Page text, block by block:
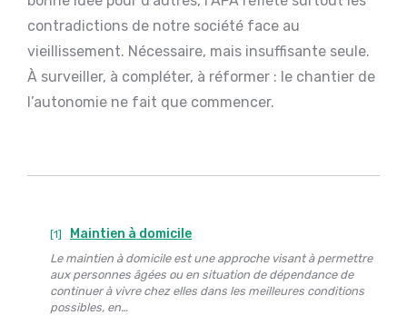
contradictions de notre société face au
vieillissement. Nécessaire, mais insuffisante seule.
À surveiller, à compléter, à réformer : le chantier de
l’autonomie ne fait que commencer.
[1] Maintien à domicile
Le maintien à domicile est une approche visant à permettre
aux personnes âgées ou en situation de dépendance de
continuer à vivre chez elles dans les meilleures conditions
possibles, en…